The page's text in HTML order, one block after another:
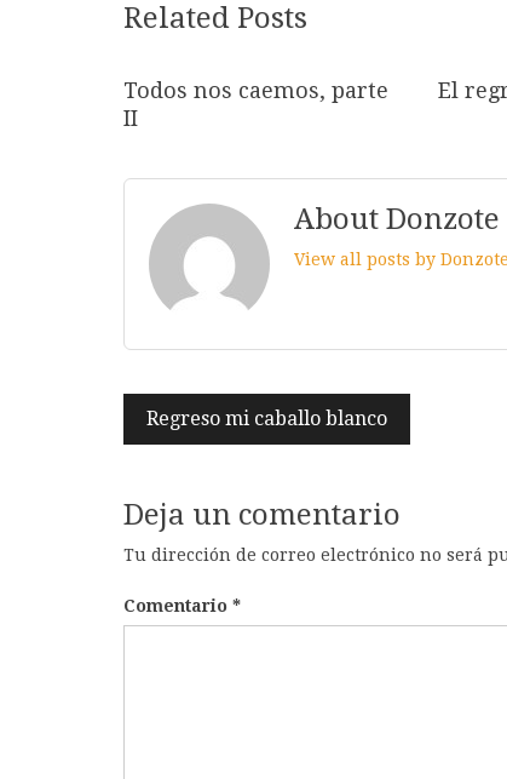
Related Posts
Todos nos caemos, parte
II
El
About Donzote
View all posts by
Navegación
de
entradas
Regreso mi caballo blanco
Deja un comentario
Tu dirección de correo electrónico no será
Comentario *